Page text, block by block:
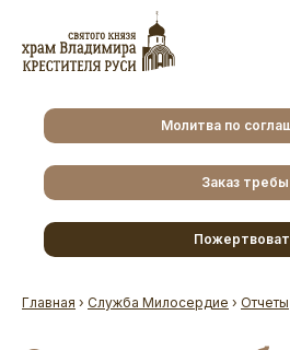
Молитва по
Заказ требы
Главная › Служба Милосердие › Отчеты